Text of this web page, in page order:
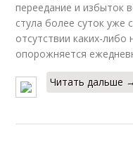
переедание и избыток
стула более суток уже
отсутствии каких-
опорожняется
Читать дальше